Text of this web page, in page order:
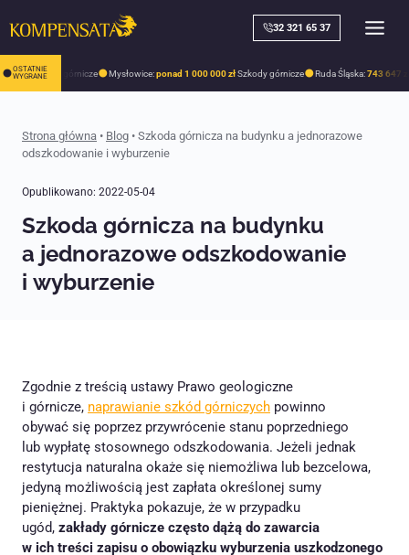
to
32 321 65 37
OSTATNIE
WYGRANE
złSzkody górnicze Mysłowice:ponad 1 000 000 złSzkody górnicze Ruda Śląska:743 647 zł
Strona główna • Blog • Szkoda górnicza na budynku a jednorazowe
odszkodowanie i wyburzenie
Opublikowano: 2022-05-04
Szkoda górnicza na budynku
a jednorazowe odszkodowanie
i wyburzenie
Zgodnie z treścią ustawy Prawo geologiczne
i górnicze, naprawianie szkód górniczych powinno
obywać się poprzez przywrócenie stanu poprzedniego
lub wypłatę stosownego odszkodowania. Jeżeli jednak
restytucja naturalna okaże się niemożliwa lub bezcelowa,
jedyną możliwością jest zapłata określonej sumy
pieniężnej. Praktyka pokazuje, że w przypadku
ugód, zakłady górnicze często dążą do zawarcia
w ich treści zapisu o obowiązku wyburzenia uszkodzonego